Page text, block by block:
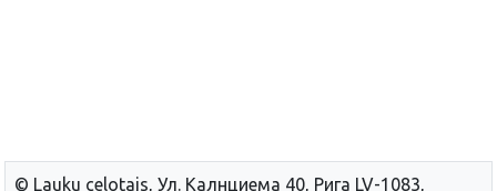
© Lauku сelotajs, Ул. Калнциема 40, Рига LV-1083,